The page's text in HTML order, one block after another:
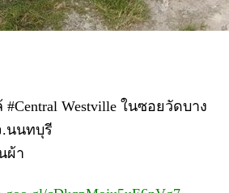
Westville ในซอยวัดบาง
.นนทบุรี
ผ้า